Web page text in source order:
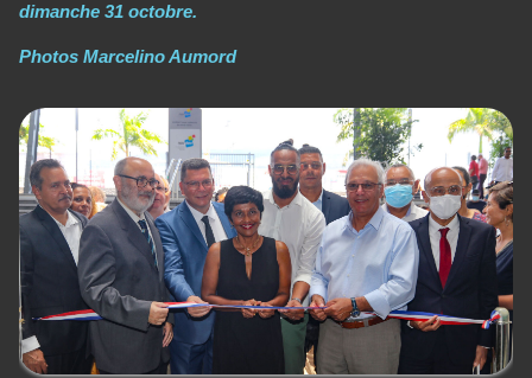
dimanche 31 octobre.
Photos Marcelino Aumord